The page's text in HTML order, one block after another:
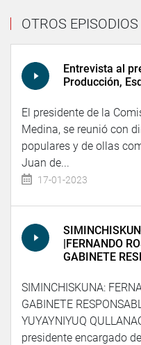
OTROS EPISODIOS
Entrevista al
Producción,
El presidente de la
Medina, se reunió con
populares y de ollas
Juan de...
17-01-2023
|FERNANDO
GABINETE
SIMINCHISKUNA:
GABINETE
YUYAYNIYUQ
presidente encargado